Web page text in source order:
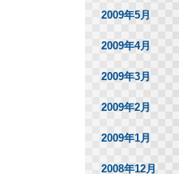
2009年5月
2009年4月
2009年3月
2009年2月
2009年1月
2008年12月